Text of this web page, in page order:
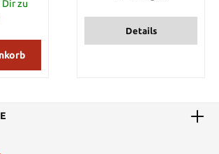
Dir zu
Dieser Artikel steht für
eine Sageo in der Länge
180 cm.
Details